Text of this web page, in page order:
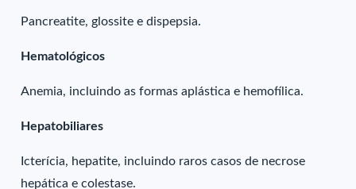
Pancreatite, glossite e dispepsia.
Hematológicos
Anemia, incluindo as formas aplástica e hemofílica.
Hepatobiliares
Icterícia, hepatite, incluindo raros casos de necrose
hepática e colestase.